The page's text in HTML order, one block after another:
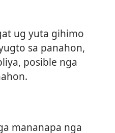
ug yuta gihimo
sa panahon,
posible nga
mananapa nga